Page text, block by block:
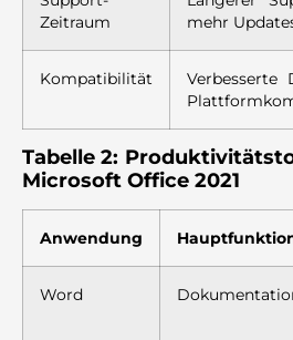
Zeitraum
mehr
Kompatibilität
Verbesserte
Tabelle 2:
Microsoft Office 2021
Anwendung
Word